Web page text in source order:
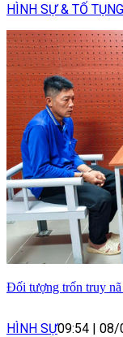
HÌNH SỰ & TỐ
Đối tượng trốn truy nã
HÌNH SỰ09:54 | 08/